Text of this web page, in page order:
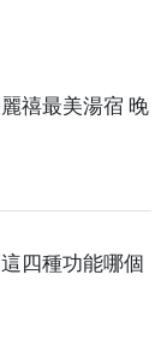
禧最美湯宿 晚
四種功能哪個